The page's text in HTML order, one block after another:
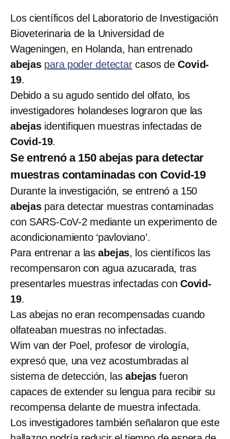
Los científicos del Laboratorio de Investigación
Bioveterinaria de la Universidad de
Wageningen, en Holanda, han entrenado
abejas para poder detectarcasos de Covid-
19.
Debido a su agudo sentido del olfato, los
investigadores holandeses lograron que las
abejasidentifiquen muestras infectadas de
Covid-19.
Se entrenó a 150 abejas para detectar
muestras contaminadas con Covid-19
Durante la investigación, se entrenó a 150
abejaspara detectar muestras contaminadas
con SARS-CoV-2 mediante un experimento de
acondicionamiento ‘pavloviano’.
Para entrenar a lasabejas, los científicos las
recompensaron con agua azucarada, tras
presentarles muestras infectadas con Covid-
19.
Las abejas no eran recompensadas cuando
olfateaban muestras no infectadas.
Wim van der Poel, profesor de virología,
expresó que, una vez acostumbradas al
sistema de detección, lasabejas fueron
capaces de extender su lengua para recibir su
recompensa delante de muestra infectada.
Los investigadores también señalaron que este